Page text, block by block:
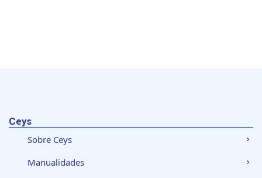
Ceys
Sobre Ceys
Manualidades